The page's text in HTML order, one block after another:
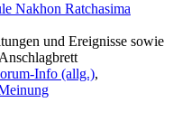
Nakhon Ratchasima
und Ereignisse sowie
Info (allg.),